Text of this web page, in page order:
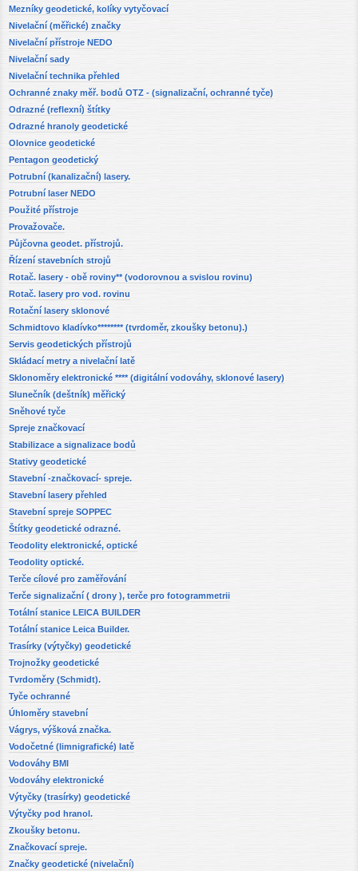
Mezníky geodetické, kolíky vytyčovací
Nivelační (měřické) značky
Nivelační přístroje NEDO
Nivelační sady
Nivelační technika přehled
Ochranné znaky měř. bodů OTZ - (signalizační, ochranné tyče)
Odrazné (reflexní) štítky
Odrazné hranoly geodetické
Olovnice geodetické
Pentagon geodetický
Potrubní (kanalizační) lasery.
Potrubní laser NEDO
Použité přístroje
Provažovače.
Půjčovna geodet. přístrojů.
Řízení stavebních strojů
Rotač. lasery - obě roviny** (vodorovnou a svislou rovinu)
Rotač. lasery pro vod. rovinu
Rotační lasery sklonové
Schmidtovo kladívko******** (tvrdoměr, zkoušky betonu).)
Servis geodetických přístrojů
Skládací metry a nivelační latě
Sklonoměry elektronické **** (digitální vodováhy, sklonové lasery)
Slunečník (deštník) měřický
Sněhové tyče
Spreje značkovací
Stabilizace a signalizace bodů
Stativy geodetické
Stavební -značkovací- spreje.
Stavební lasery přehled
Stavební spreje SOPPEC
Štítky geodetické odrazné.
Teodolity elektronické, optické
Teodolity optické.
Terče cílové pro zaměřování
Terče signalizační ( drony ), terče pro fotogrammetrii
Totální stanice LEICA BUILDER
Totální stanice Leica Builder.
Trasírky (výtyčky) geodetické
Trojnožky geodetické
Tvrdoměry (Schmidt).
Tyče ochranné
Úhloměry stavební
Vágrys, výšková značka.
Vodočetné (limnigrafické) latě
Vodováhy BMI
Vodováhy elektronické
Výtyčky (trasírky) geodetické
Výtyčky pod hranol.
Zkoušky betonu.
Značkovací spreje.
Značky geodetické (nivelační)